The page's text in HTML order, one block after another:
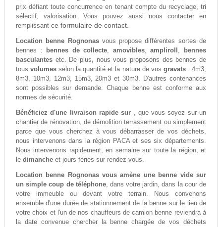
prix défiant toute concurrence en tenant compte du recyclage, tri
sélectif, valorisation. Vous pouvez aussi nous contacter en
remplissant ce formulaire de contact.
Location benne Rognonasvous propose différentes sortes de
bennes :
bennes de collecte, amovibles,ampliroll ,
bennes
basculantesetc. De plus, nous vous proposons des bennes de
tousvolumes selon la quantité et la nature de vos gravats: 4m3,
8m3, 10m3, 12m3, 15m3, 20m3 et 30m3. D'autres contenances
sont possibles sur demande. Chaque benne est conforme aux
normes de sécurité.
Bénéficiez d'une livraison rapide sur , que vous soyez sur un
chantier de rénovation, de démolition terrassement ou simplement
parce que vous cherchez à vous débarrasser de vos déchets,
nous intervenons dans la région PACA et ses six départements.
Nous intervenons rapidement, en semaine sur toute la région, et
le dimancheet jours fériés sur rendez vous.
Location benne Rognonas vous amène une benne vide sur
un simple coup de téléphone, dans votre jardin, dans la cour de
votre immeuble ou devant votre terrain. Nous convenons
ensemble d'une durée de stationnement de la benne sur le lieu de
votre choix et l'un de nos chauffeurs de camion benne reviendra à
la date convenue chercher la benne chargée de vos déchets